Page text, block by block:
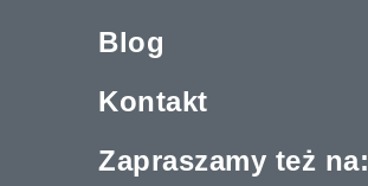
Blog
Kontakt
Zapraszamy też na: